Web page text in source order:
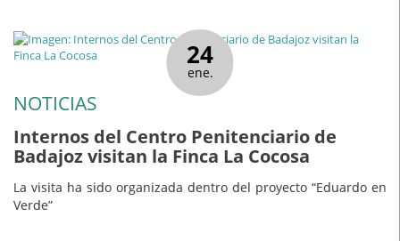
24
ene.
NOTICIAS
Internos del Centro Penitenciario de
Badajoz visitan la Finca La Cocosa
La visita ha sido organizada dentro del proyecto “Eduardo en
Verde”